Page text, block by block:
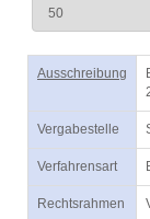
Ausschreibung
Vergabestelle
Verfahrensart
Rechtsrahmen